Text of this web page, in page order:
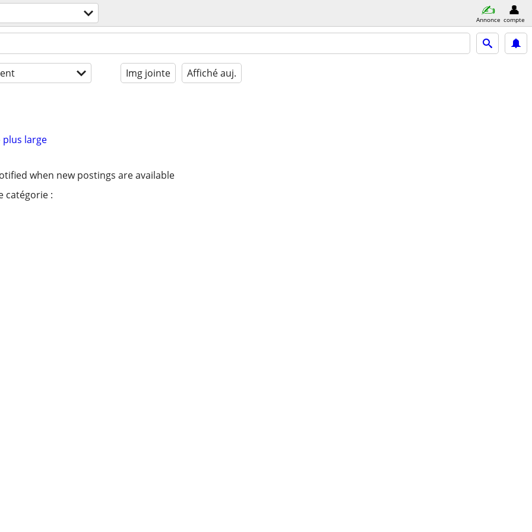
Annonce compte
Img jointe Affiché auj.
plus large
when new postings are available
catégorie :